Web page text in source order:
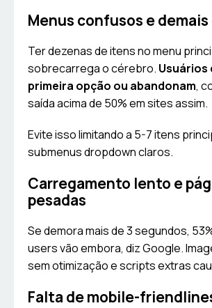
Menus confusos e
Ter dezenas de itens no menu
sobrecarrega o cérebro. Usuários
primeira opção ou abandonam,
saída acima de 50% em sites assim.
Evite isso limitando a 5-7 itens
submenus dropdown claros.
Carregamento lento e
pesadas
Se demora mais de 3 segundos,
users vão embora, diz Google.
sem otimização e scripts extras
Falta de mobile-